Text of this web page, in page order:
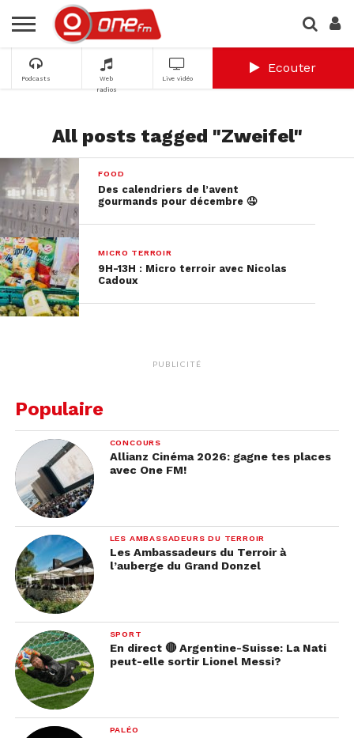
Podcasts
Web
radios
Live vidéo
Ecouter
All posts tagged "Zweifel"
FOOD
Des calendriers de l’avent
gourmands pour décembre 🤤
MICRO TERROIR
9H-13H : Micro terroir avec Nicolas
Cadoux
PUBLICITÉ
Populaire
CONCOURS
Allianz Cinéma 2026: gagne tes places
avec One FM!
LES AMBASSADEURS DU TERROIR
Les Ambassadeurs du Terroir à
l’auberge du Grand Donzel
SPORT
En direct 🔴 Argentine-Suisse: La Nati
peut-elle sortir Lionel Messi?
PALÉO